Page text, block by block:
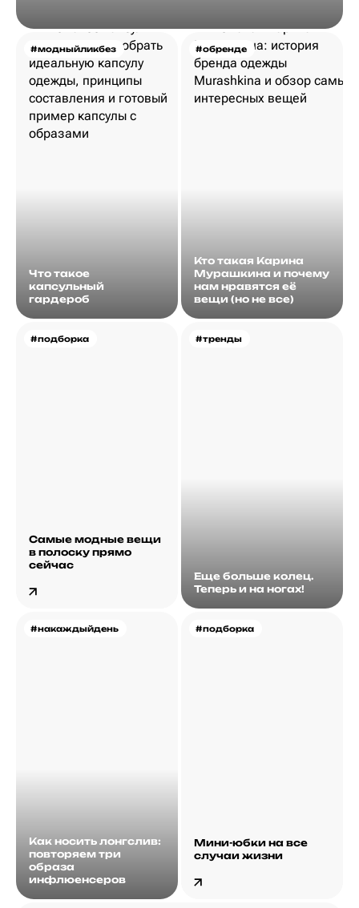
#модныйликбез
Что такое
капсульный
гардероб
#обренде
Кто такая Карина
Мурашкина и почему
нам нравятся её
вещи (но не все)
#подборка
Самые модные вещи
в полоску прямо
сейчас
#тренды
Еще больше колец.
Теперь и на ногах!
#накаждыйдень
Как носить лонгслив:
повторяем три
образа
инфлюенсеров
#подборка
Мини-юбки на все
случаи жизни